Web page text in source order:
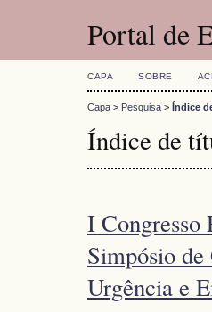
Portal de
CAPA SOBRE
Capa > Pesquisa > Índice
Índice de
I Congresso
Simpósio
Urgência e